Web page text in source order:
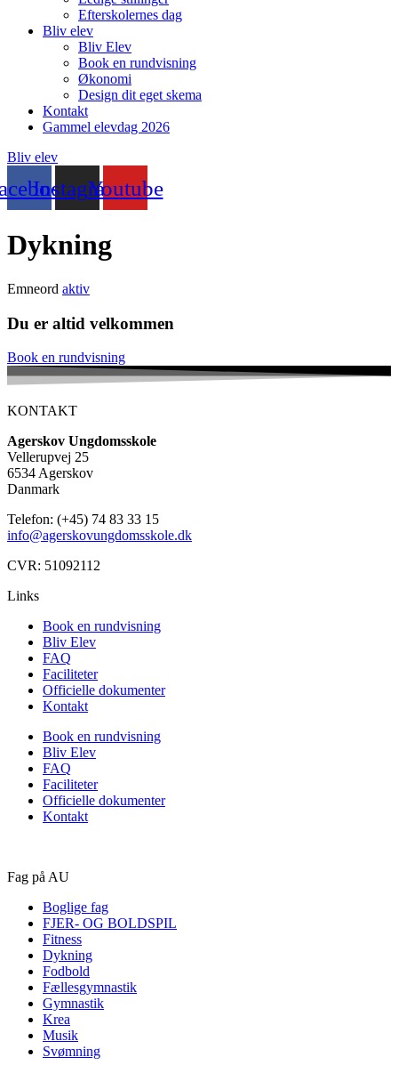
Efterskolernes dag
Bliv elev
Bliv Elev
Book en rundvisning
Økonomi
Design dit eget skema
Kontakt
Gammel elevdag 2026
Bliv elev
InstagramYoutube
Dykning
Emneord aktiv
Du er altid velkommen
Book en rundvisning
KONTAKT
Agerskov Ungdomsskole
Vellerupvej 25
6534 Agerskov
Danmark
Telefon: (+45) 74 83 33 15
info@agerskovungdomsskole.dk
CVR: 51092112
Links
Book en rundvisning
Bliv Elev
FAQ
Faciliteter
Officielle dokumenter
Kontakt
Book en rundvisning
Bliv Elev
FAQ
Faciliteter
Officielle dokumenter
Kontakt
Fag på AU
Boglige fag
FJER- OG BOLDSPIL
Fitness
Dykning
Fodbold
Fællesgymnastik
Gymnastik
Krea
Musik
Svømning